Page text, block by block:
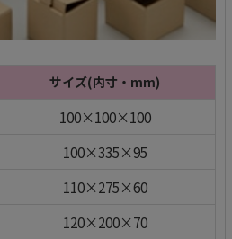
サイズ(内寸・mm)
100×100×100
100×335×95
110×275×60
120×200×70